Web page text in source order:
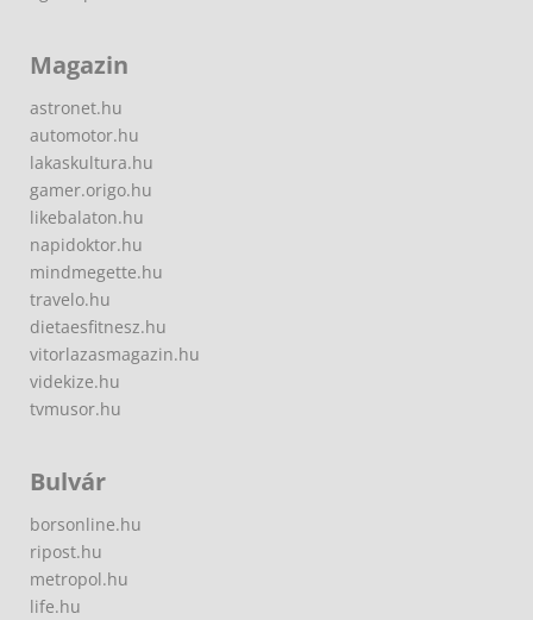
Magazin
astronet.hu
automotor.hu
lakaskultura.hu
gamer.origo.hu
likebalaton.hu
napidoktor.hu
mindmegette.hu
travelo.hu
dietaesfitnesz.hu
vitorlazasmagazin.hu
videkize.hu
tvmusor.hu
Bulvár
borsonline.hu
ripost.hu
metropol.hu
life.hu